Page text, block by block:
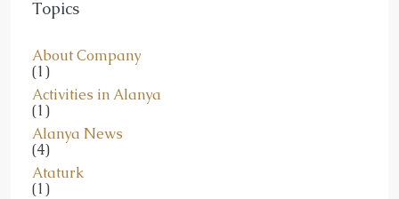
Topics
About Company
(1)
Activities in Alanya
(1)
Alanya News
(4)
Ataturk
(1)